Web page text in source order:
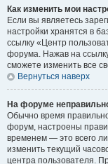
Как изменить мои
Если вы являетесь
настройки хранятся в
ссылку «Центр
форума. Нажав на
сможете изменить все
Вернуться наверх
На форуме
Обычно время
форум, настроены
временем — это всего
изменить текущий
центра пользователя.